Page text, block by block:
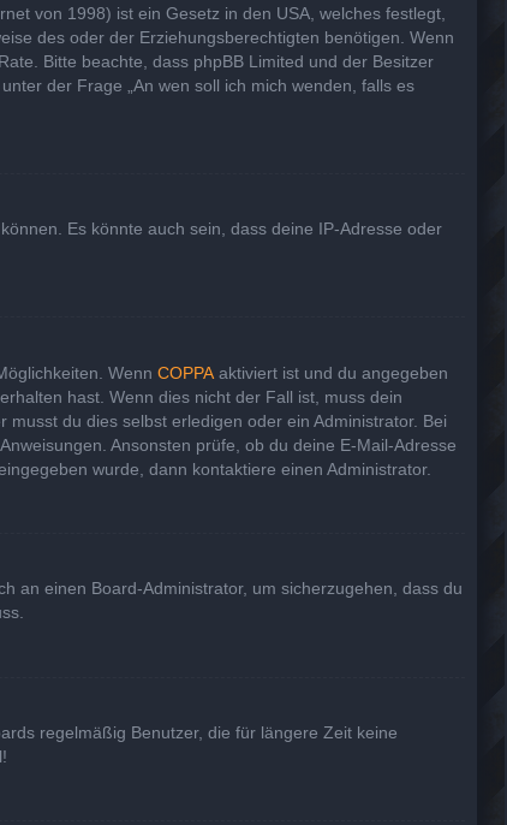
von 1998) ist ein Gesetz in den USA, welches festlegt,
des oder der Erziehungsberechtigten benötigen. Wenn
Bitte beachte, dass phpBB Limited und der Besitzer
der Frage „An wen soll ich mich wenden, falls es
Es könnte auch sein, dass deine IP-Adresse oder
Wenn COPPA aktiviert ist und du angegeben
hast. Wenn dies nicht der Fall ist, muss dein
du dies selbst erledigen oder ein Administrator. Bei
Ansonsten prüfe, ob du deine E-Mail-Adresse
wurde, dann kontaktiere einen Administrator.
an einen Board-Administrator, um sicherzugehen, dass du
regelmäßig Benutzer, die für längere Zeit keine